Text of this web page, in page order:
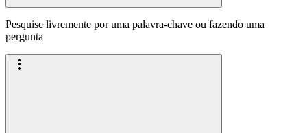
Pesquise livremente por uma palavra-chave ou fazendo uma
pergunta